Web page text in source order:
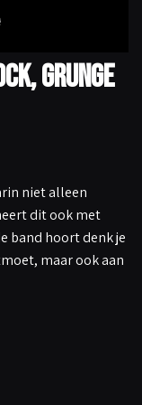
grunge
niet alleen
dit ook met
band hoort denk je
maar ook aan